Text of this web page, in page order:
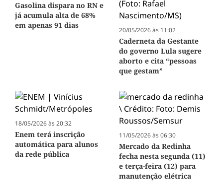
Gasolina dispara no RN e
já acumula alta de 68%
em apenas 91 dias
20/05/2026 às 11:02
Caderneta da Gestante
do governo Lula sugere
aborto e cita “pessoas
que gestam”
18/05/2026 às 20:32
Enem terá inscrição
automática para alunos
da rede pública
11/05/2026 às 06:30
Mercado da Redinha
fecha nesta segunda (11)
e terça-feira (12) para
manutenção elétrica